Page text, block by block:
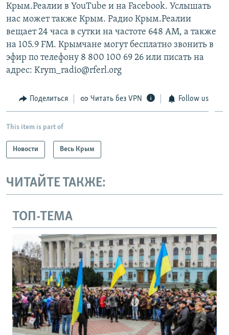
Крым.Реалии в YouTube и на Facebook. Услышать
нас может также Крым. Радио Крым.Реалии
вещает 24 часа в сутки на частоте 648 АМ, а также
на 105.9 FM. Крымчане могут бесплатно звонить в
эфир по телефону 8 800 100 69 26 или писать на
адрес: Krym_radio@rferl.org
Поделиться Читать без VPN Follow us
This item is part of
Новости Весь Крым
ЧИТАЙТЕ ТАКЖЕ:
ТОП-ТЕМА